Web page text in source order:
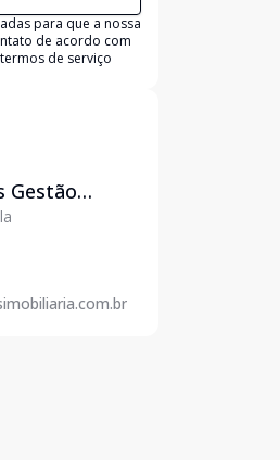
para que a nossa
de acordo com
de serviço
Gestão